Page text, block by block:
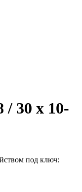
30 х 10-
под ключ: